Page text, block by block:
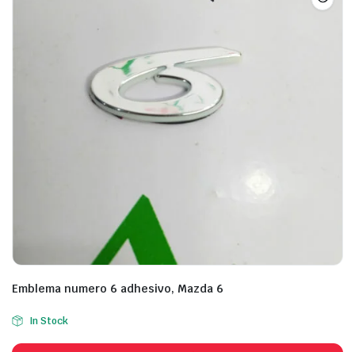
Emblema numero 6 adhesivo, Mazda 6
In Stock